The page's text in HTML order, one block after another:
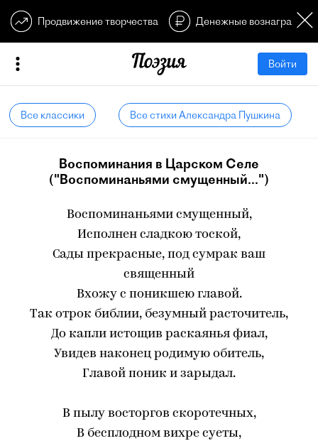
Продвижение творчества Денежные
Войти
Все классики Все стихи Александра Пушкина
Воспоминания в Царском Селе
("Воспоминаньями смущенный...")
Воспоминаньями смущенный,
Исполнен сладкою тоской,
Сады прекрасные, под сумрак ваш
священный
Вхожу с поникшею главой.
Так отрок библии, безумный расточитель,
До капли истощив раскаянья фиал,
Увидев наконец родимую обитель,
Главой поник и зарыдал.
В пылу восторгов скоротечных,
В бесплодном вихре суеты,